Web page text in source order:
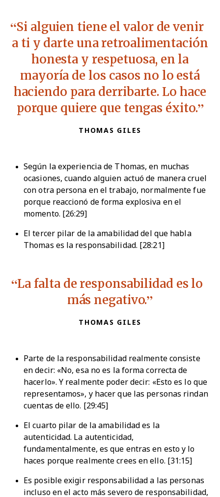
Si alguien tiene el valor de venir
a ti y darte una retroalimentación
honesta y respetuosa, en la
mayoría de los casos no lo está
haciendo para derribarte. Lo hace
porque quiere que tengas éxito.
THOMAS GILES
Según la experiencia de Thomas, en muchas
ocasiones, cuando alguien actuó de manera cruel
con otra persona en el trabajo, normalmente fue
porque reaccionó de forma explosiva en el
momento. [26:29]
El tercer pilar de la amabilidad del que habla
Thomas es la responsabilidad. [28:21]
La falta de responsabilidad es lo
más negativo.
THOMAS GILES
Parte de la responsabilidad realmente consiste
en decir: «No, esa no es la forma correcta de
hacerlo». Y realmente poder decir: «Esto es lo que
representamos», y hacer que las personas rindan
cuentas de ello. [29:45]
El cuarto pilar de la amabilidad es la
autenticidad. La autenticidad,
fundamentalmente, es que entras en esto y lo
haces porque realmente crees en ello. [31:15]
Es posible exigir responsabilidad a las personas
incluso en el acto más severo de responsabilidad,